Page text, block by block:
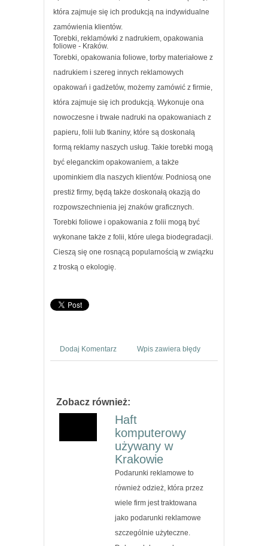
która zajmuje się ich produkcją na indywidualne
zamówienia klientów.
Torebki, reklamówki z nadrukiem, opakowania
foliowe - Kraków.
Torebki, opakowania foliowe, torby materiałowe z
nadrukiem i szereg innych reklamowych
opakowań i gadżetów, możemy zamówić z firmie,
która zajmuje się ich produkcją. Wykonuje ona
nowoczesne i trwałe nadruki na opakowaniach z
papieru, folii lub tkaniny, które są doskonałą
formą reklamy naszych usług. Takie torebki mogą
być eleganckim opakowaniem, a także
upominkiem dla naszych klientów. Podniosą one
prestiż firmy, będą także doskonałą okazją do
rozpowszechnienia jej znaków graficznych.
Torebki foliowe i opakowania z folii mogą być
wykonane także z folii, które ulega biodegradacji.
Cieszą się one rosnącą popularnością w związku
z troską o ekologię.
Dodaj Komentarz Wpis zawiera błędy
Zobacz również:
Haft
komputerowy
używany w
Krakowie
Podarunki reklamowe to
również odzież, która przez
wiele firm jest traktowana
jako podarunki reklamowe
szczególnie użyteczne.